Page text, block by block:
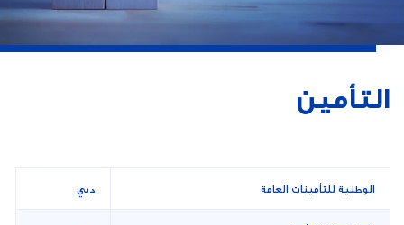
التأمين
الوطنية للتأمينات العامة دبي